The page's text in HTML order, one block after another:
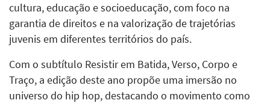
cultura, educação e socioeducação, com foco na
garantia de direitos e na valorização de trajetórias
juvenis em diferentes territórios do país.
Com o subtítulo Resistir em Batida, Verso, Corpo e
Traço, a edição deste ano propõe uma imersão no
universo do hip hop, destacando o movimento como